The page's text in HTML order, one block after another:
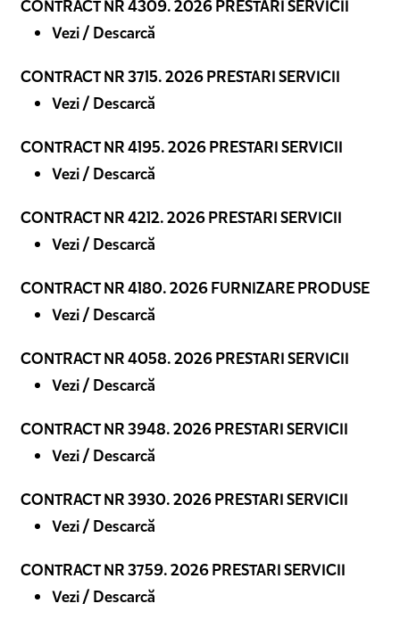
CONTRACT NR 4309. 2026 PRESTARI SERVICII
Vezi / Descarcă
CONTRACT NR 3715. 2026 PRESTARI SERVICII
Vezi / Descarcă
CONTRACT NR 4195. 2026 PRESTARI SERVICII
Vezi / Descarcă
CONTRACT NR 4212. 2026 PRESTARI SERVICII
Vezi / Descarcă
CONTRACT NR 4180. 2026 FURNIZARE PRODUSE
Vezi / Descarcă
CONTRACT NR 4058. 2026 PRESTARI SERVICII
Vezi / Descarcă
CONTRACT NR 3948. 2026 PRESTARI SERVICII
Vezi / Descarcă
CONTRACT NR 3930. 2026 PRESTARI SERVICII
Vezi / Descarcă
CONTRACT NR 3759. 2026 PRESTARI SERVICII
Vezi / Descarcă